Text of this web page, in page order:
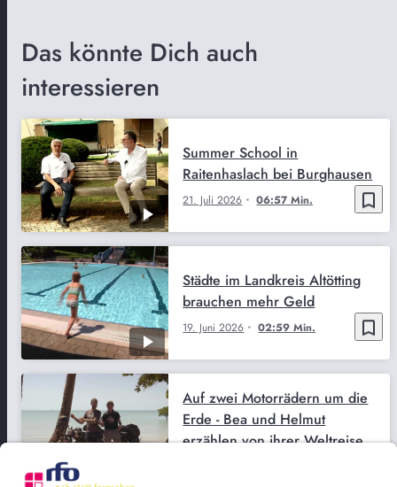
Das könnte Dich auch
interessieren
bookmark_border
21. Juli 2026 06:57 Min.
Summer School in
Raitenhaslach bei Burghausen
bookmark_border
19. Juni 2026 02:59 Min.
Städte im Landkreis Altötting
brauchen mehr Geld
Auf zwei Motorrädern um die
Erde - Bea und Helmut
erzählen von ihrer Weltreise